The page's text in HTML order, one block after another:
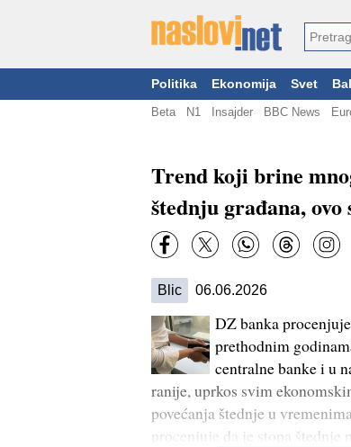
Politika Ekonomija Svet
Beta N1 Insajder BBC News
Trend koji brine
štednju građana,
Blic 06.06.2026
DZ banka
prethodnim
centralne banke i u
ranije, uprkos svim
povećanja štednje u
procenjuje da je stopa štednje